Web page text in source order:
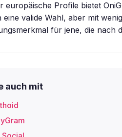
europäische Profile bietet
valide Wahl, aber mit
für jene, die nach
auch mit